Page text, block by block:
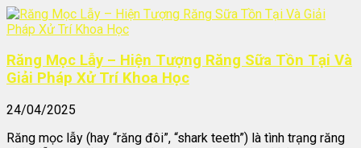
Răng Mọc Lẫy – Hiện Tượng Răng Sữa Tồn Tại Và
Giải Pháp Xử Trí Khoa Học
24/04/2025
Răng mọc lẫy (hay “răng đôi”, “shark teeth”) là tình trạng răng